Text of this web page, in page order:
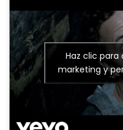
Haz clic
marketing y